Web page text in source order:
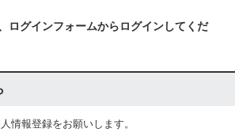
ログインフォームからログインしてくだ
情報登録をお願いします。